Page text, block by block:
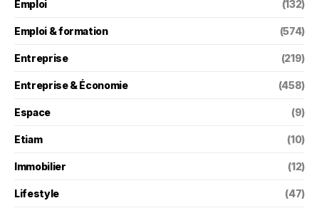
Emploi (132)
Emploi & formation (574)
Entreprise (219)
Entreprise & Économie (458)
Espace (9)
Etiam (10)
Immobilier (12)
Lifestyle (47)